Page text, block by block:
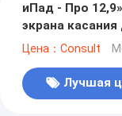
иПад - Про
экрана
Цена：Consult
Лучшая